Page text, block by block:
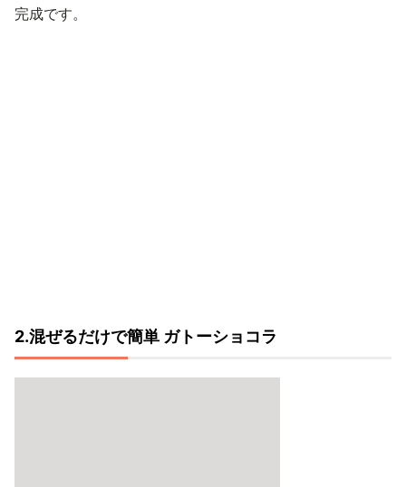
完成です。
2.混ぜるだけで簡単 ガトーショコラ